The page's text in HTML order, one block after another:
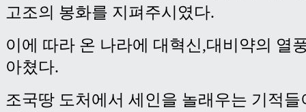
고조의 봉화를 지펴주시였다.
이에 따라 온 나라에 대혁신,대비약의 열
아쳤다.
조국땅 도처에서 세인을 놀래우는 기적